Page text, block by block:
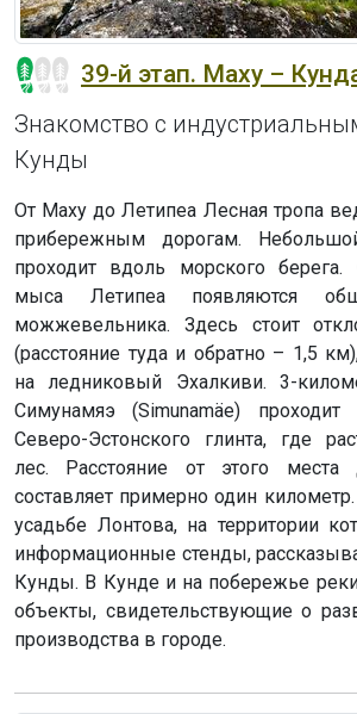
39-й этап. Маху –
Знакомство с
Кунды
От Маху до Летипеа Лесная тропа
прибережным дорогам.
проходит вдоль морского
мыса Летипеа появляются
можжевельника. Здесь стоит
(расстояние туда и обратно – 1,5
на ледниковый Эхалкиви. 3-
Симунамяэ (Simunamäe)
Северо-Эстонского глинта, где
лес. Расстояние от этого
составляет примерно один
усадьбе Лонтова, на территории
информационные стенды,
Кунды. В Кунде и на побережье
объекты, свидетельствующие о
производства в городе.